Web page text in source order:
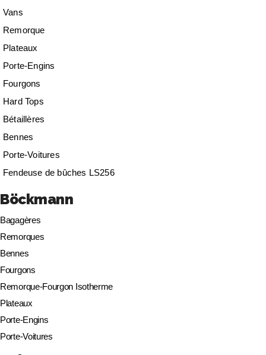
Vans
Remorque
Plateaux
Porte-Engins
Fourgons
Hard Tops
Bétaillères
Bennes
Porte-Voitures
Fendeuse de bûches LS256
Böckmann
Bagagères
Remorques
Bennes
Fourgons
Remorque-Fourgon Isotherme
Plateaux
Porte-Engins
Porte-Voitures